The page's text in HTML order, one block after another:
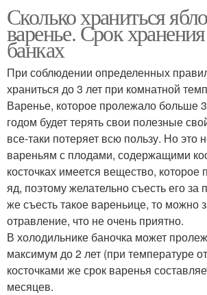
Сколько храниться
варенье. Срок
банках
При соблюдении определенных
храниться до 3 лет при комнатной
Варенье, которое пролежало больше
годом будет терять свои полезные
все-таки потеряет всю пользу. Но это
вареньям с плодами, содержащими
косточках имеется вещество, которое
яд, поэтому желательно съесть его за
же съесть такое вареньице, то можно
отравление, что не очень приятно.
В холодильнике баночка может
максимум до 2 лет (при температуре
косточками же срок варенья
месяцев.